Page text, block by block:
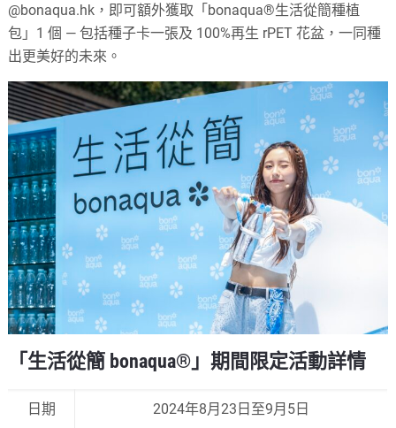
@bonaqua.hk，即可額外獲取「bonaqua®生活從簡種植
包」1 個 — 包括種子卡一張及 100%再生 rPET 花盆，一同種
出更美好的未來。
「生活從簡 bonaqua®」期間限定活動詳情
日期 2024年8月23日至9月5日